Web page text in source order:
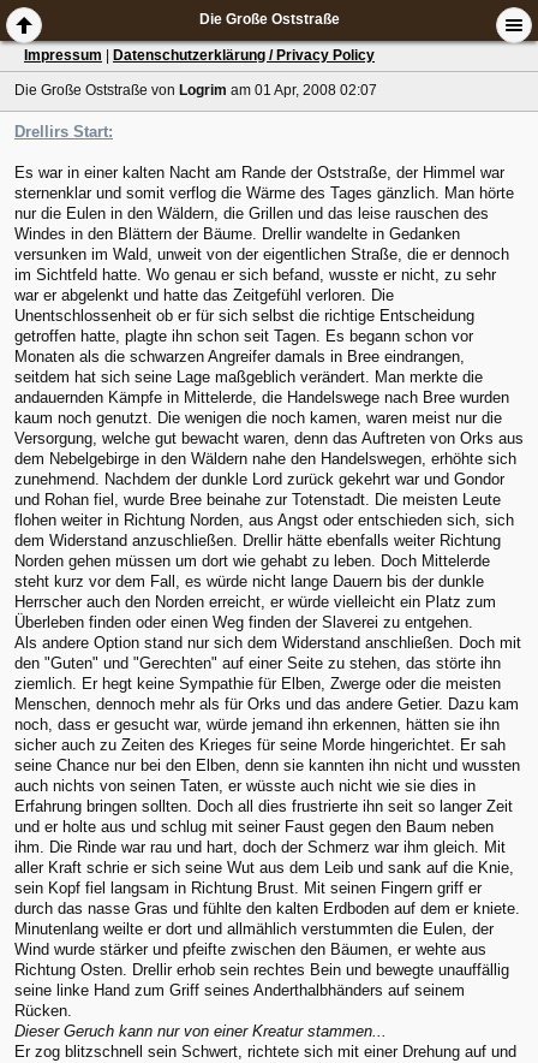
Die Große Oststraße
Impressum Datenschutzerklärung / Privacy Policy
Die Große Oststraße von Logrim am 01 Apr, 2008 02:07
Drellirs Start:
Es war in einer kalten Nacht am Rande der Oststraße, der Himmel war
sternenklar und somit verflog die Wärme des Tages gänzlich. Man hörte
nur die Eulen in den Wäldern, die Grillen und das leise rauschen des
Windes in den Blättern der Bäume. Drellir wandelte in Gedanken
versunken im Wald, unweit von der eigentlichen Straße, die er dennoch
im Sichtfeld hatte. Wo genau er sich befand, wusste er nicht, zu sehr
war er abgelenkt und hatte das Zeitgefühl verloren. Die
Unentschlossenheit ob er für sich selbst die richtige Entscheidung
getroffen hatte, plagte ihn schon seit Tagen. Es begann schon vor
Monaten als die schwarzen Angreifer damals in Bree eindrangen,
seitdem hat sich seine Lage maßgeblich verändert. Man merkte die
andauernden Kämpfe in Mittelerde, die Handelswege nach Bree wurden
kaum noch genutzt. Die wenigen die noch kamen, waren meist nur die
Versorgung, welche gut bewacht waren, denn das Auftreten von Orks aus
dem Nebelgebirge in den Wäldern nahe den Handelswegen, erhöhte sich
zunehmend. Nachdem der dunkle Lord zurück gekehrt war und Gondor
und Rohan fiel, wurde Bree beinahe zur Totenstadt. Die meisten Leute
flohen weiter in Richtung Norden, aus Angst oder entschieden sich, sich
dem Widerstand anzuschließen. Drellir hätte ebenfalls weiter Richtung
Norden gehen müssen um dort wie gehabt zu leben. Doch Mittelerde
steht kurz vor dem Fall, es würde nicht lange Dauern bis der dunkle
Herrscher auch den Norden erreicht, er würde vielleicht ein Platz zum
Überleben finden oder einen Weg finden der Slaverei zu entgehen.
Als andere Option stand nur sich dem Widerstand anschließen. Doch mit
den "Guten" und "Gerechten" auf einer Seite zu stehen, das störte ihn
ziemlich. Er hegt keine Sympathie für Elben, Zwerge oder die meisten
Menschen, dennoch mehr als für Orks und das andere Getier. Dazu kam
noch, dass er gesucht war, würde jemand ihn erkennen, hätten sie ihn
sicher auch zu Zeiten des Krieges für seine Morde hingerichtet. Er sah
seine Chance nur bei den Elben, denn sie kannten ihn nicht und wussten
auch nichts von seinen Taten, er wüsste auch nicht wie sie dies in
Erfahrung bringen sollten. Doch all dies frustrierte ihn seit so langer Zeit
und er holte aus und schlug mit seiner Faust gegen den Baum neben
ihm. Die Rinde war rau und hart, doch der Schmerz war ihm gleich. Mit
aller Kraft schrie er sich seine Wut aus dem Leib und sank auf die Knie,
sein Kopf fiel langsam in Richtung Brust. Mit seinen Fingern griff er
durch das nasse Gras und fühlte den kalten Erdboden auf dem er kniete.
Minutenlang weilte er dort und allmählich verstummten die Eulen, der
Wind wurde stärker und pfeifte zwischen den Bäumen, er wehte aus
Richtung Osten. Drellir erhob sein rechtes Bein und bewegte unauffällig
seine linke Hand zum Griff seines Anderthalbhänders auf seinem
Rücken.
Dieser Geruch kann nur von einer Kreatur stammen...
Er zog blitzschnell sein Schwert, richtete sich mit einer Drehung auf und